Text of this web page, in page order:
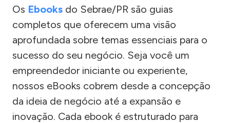
Os Ebooks do Sebrae/PR são guias
completos que oferecem uma visão
aprofundada sobre temas essenciais para o
sucesso do seu negócio. Seja você um
empreendedor iniciante ou experiente,
nossos eBooks cobrem desde a concepção
da ideia de negócio até a expansão e
inovação. Cada ebook é estruturado para